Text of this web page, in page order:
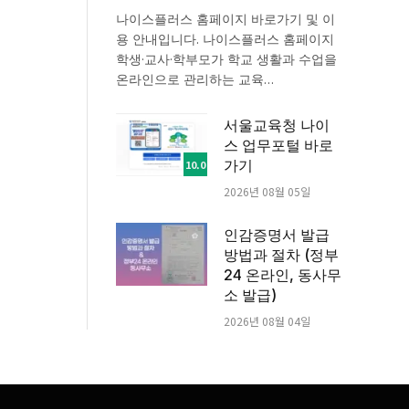
나이스플러스 홈페이지 바로가기 및 이
용 안내입니다. 나이스플러스 홈페이지
학생·교사·학부모가 학교 생활과 수업을
온라인으로 관리하는 교육…
10.0
서울교육청 나이
스 업무포털 바로
가기
2026년 08월 05일
인감증명서 발급
방법과 절차 (정부
24 온라인, 동사무
소 발급)
2026년 08월 04일